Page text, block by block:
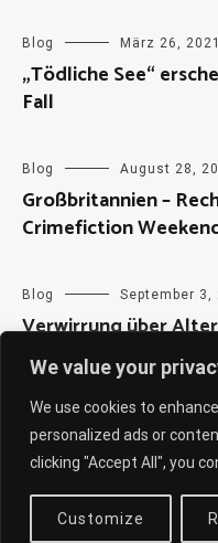
We value your
We use cookies to
personalized ads or
clicking "Accept All", you
Customize
Blog März 26, 2021
„Tödliche See“
Fall
Blog August 28,
Großbritannien –
Crimefiction
Blog September 3,
Verwirrung über